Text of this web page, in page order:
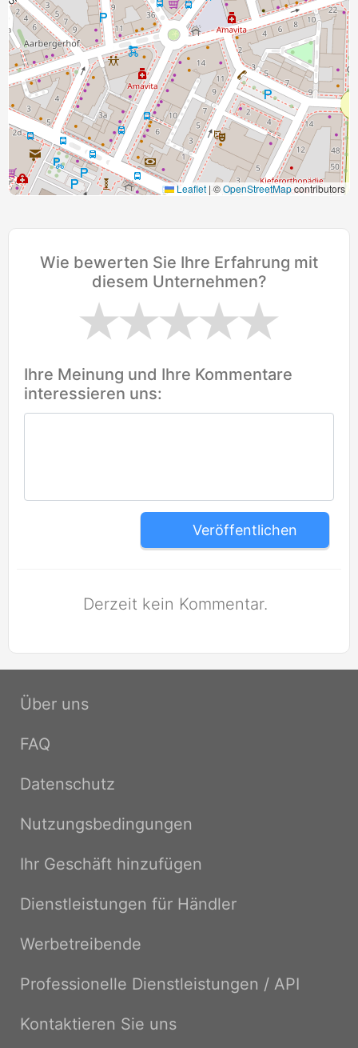
Leaflet | ©OpenStreetMapcontributors
Wie bewerten Sie Ihre Erfahrung mit
diesem Unternehmen?
Ihre Meinung und Ihre Kommentare
interessieren uns:
Veröffentlichen
Derzeit kein Kommentar.
Über uns
FAQ
Datenschutz
Nutzungsbedingungen
Ihr Geschäft hinzufügen
Dienstleistungen für Händler
Werbetreibende
Professionelle Dienstleistungen / API
Kontaktieren Sie uns